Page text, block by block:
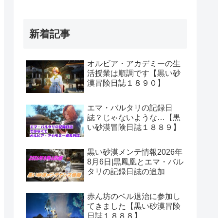
新着記事
オルビア・アカデミーの生
活授業は順調です【黒い砂
漠冒険日誌１８９０】
エマ・バルタリの記録日
誌？じゃないような…【黒
い砂漠冒険日誌１８８９】
黒い砂漠メンテ情報2026年
8月6日|黒鳳凰とエマ・バル
タリの記録日誌の追加
赤ん坊のベル退治に参加し
てきました【黒い砂漠冒険
日誌１８８８】